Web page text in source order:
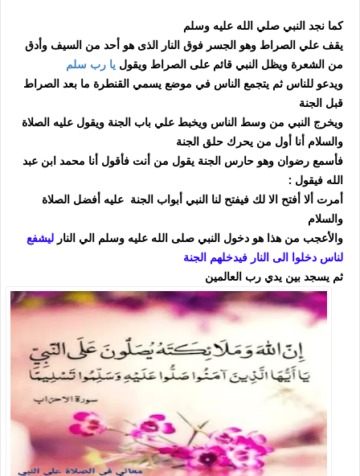
كما نجد النبي صلي الله عليه وسلم
يقف علي الصراط وهو الجسر فوق النار الذى هو أحد من السيف وأدق
من الشعرة ويظل النبي قائم على الصراط ويقول يا رب سلم
ويدعو للناس ثم يتجمع الناس في موضع يسمي القنطرة ما بعد الصراط
قبل الجنة
ويخرج النبي من وسط الناس ويخبط علي باب الجنة ويقول عليه الصلاة
والسلام أنا أول من يحرك حلق الجنة
فأسمع رضوان وهو حارس الجنة يقول من أنت فأقول أنا محمد ابن عبد
الله فيقول :
أمرت ألا أفتح الا لك فيفتح لنا النبي أبواب الجنة عليه أفضل الصلاة
والسلام
والأعجب من هذا هو دخول النبي صلى الله عليه وسلم الي النار ليشفع
لناس دخلوا الى النار فيدخلهم الجنة
ثم يسجد بين يدي رب العالمين